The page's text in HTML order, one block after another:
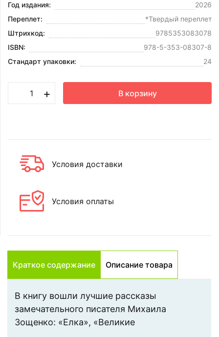
Год издания:
2026
Переплет:
*Твердый переплет
Штрихкод:
9785353083078
ISBN:
978-5-353-08307-8
Стандарт упаковки:
24
+ В корзину
Условия доставки
Условия оплаты
Краткое содержание Описание товара
В книгу вошли лучшие рассказы
замечательного писателя Михаила
Зощенко: «Елка», «Великие